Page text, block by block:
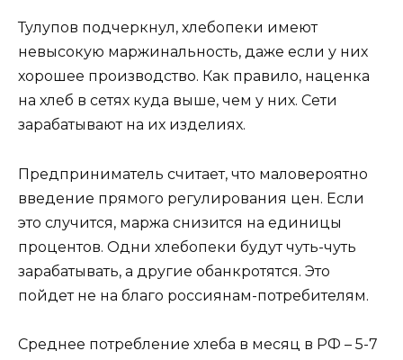
Тулупов подчеркнул, хлебопеки имеют
невысокую маржинальность, даже если у них
хорошее производство. Как правило, наценка
на хлеб в сетях куда выше, чем у них. Сети
зарабатывают на их изделиях.
Предприниматель считает, что маловероятно
введение прямого регулирования цен. Если
это случится, маржа снизится на единицы
процентов. Одни хлебопеки будут чуть-чуть
зарабатывать, а другие обанкротятся. Это
пойдет не на благо россиянам-потребителям.
Среднее потребление хлеба в месяц в РФ – 5-7